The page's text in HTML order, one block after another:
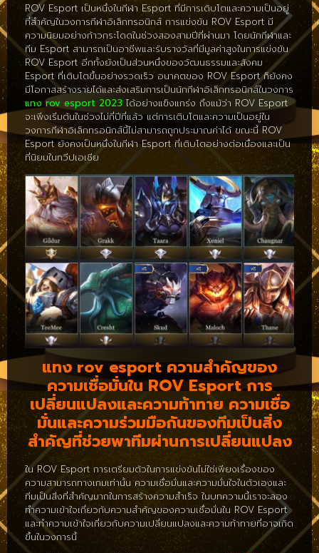
ROV Esport เป็นหนึ่งในกีฬา Esport ที่มีการเติบโตและความเป็นอยู่
ที่สำคัญในวงการกีฬาอิเล็กทรอนิกส์ การแข่งขัน ROV Esport มี
ความนิยมอย่างก้าวกระโดดในช่วงสองสามปีที่ผ่านมา โดยนักกีฬาและ
ทีม Esport สามารถเป็นอาชีพและรับรางวัลที่มีมูลค่าสูงในการแข่งขัน
ROV Esport อีกทั้งยังเป็นส่วนหนึ่งของวัฒนธรรมและสังคม
Esport ที่เติบโตขึ้นอย่างรวดเร็ว อนาคตของ ROV Esport ก็ยังคง
มีโอกาสสร้างรายได้และส่งเสริมการเป็นนักกีฬาอิเล็กทรอนิกส์ในวงการ
แทง rov esport 2023 ได้อย่างแข็งแกร่ง ถึงแม้ว่า ROV Esport
จะเพิ่งเริ่มต้นในช่วงไม่กี่ปีที่แล้ว แต่การเติบโตและความเป็นอยู่ใน
วงการกีฬาอิเล็กทรอนิกส์นี้ไม่สามารถถูกประมาณค่าได้ ขณะนี้ ROV
Esport ยังคงเป็นหนึ่งในกีฬา Esport ที่เติบโตอย่างต่อเนื่องและเป็น
ที่นิยมในทวีปเอเชีย
แทง rov esport ความสำคัญของ
ความเชื่อมั่นใน ROV Esport การ
เปลี่ยนแปลงและความท้าทาย ความเชื่อ
มั่นและความร่วมมือกันของทีมเป็นสิ่ง
สำคัญที่ช่วยพาทีมผ่านการเปลี่ยนแปลง
ใน ROV Esport การเตรียมตัวในการแข่งขันไม่ใช่เพียงเรื่องของ
ความสามารถทางเกมเท่านั้น ความเชื่อมั่นและความมั่นใจในตัวเองและ
ทีมเป็นสิ่งที่สำคัญมากในการสร้างความสำเร็จ ในบทความนี้เราจะลอง
ทำความเข้าใจเกี่ยวกับความสำคัญของความเชื่อมั่นใน ROV Esport
และทำความเข้าใจเกี่ยวกับความเปลี่ยนแปลงและความท้าทายที่อาจเกิด
ขึ้นในวงการนี้